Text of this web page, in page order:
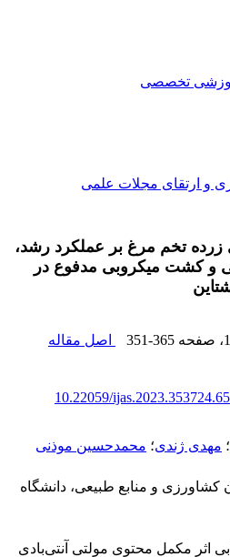
تخصصی
و ارتقای مجلات علمی
زرده تخم مرغ بر عملکرد رشد،
و کشت میکروبی مدفوع در
، صفحه 351-365
اصل مقاله
10.22059/
؛ مهدی ژندی؛ محمدحسین موذنی
کشاورزی و منابع طبیعی، دانشگاه
اثر مکمل محتوی مولتی آنتی‌بادی